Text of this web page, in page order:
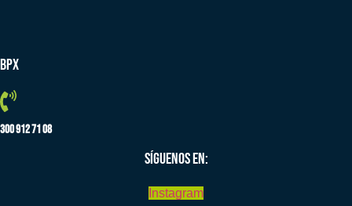
BPX
300 912 71 08
SÍGUENOS EN:
Instagram